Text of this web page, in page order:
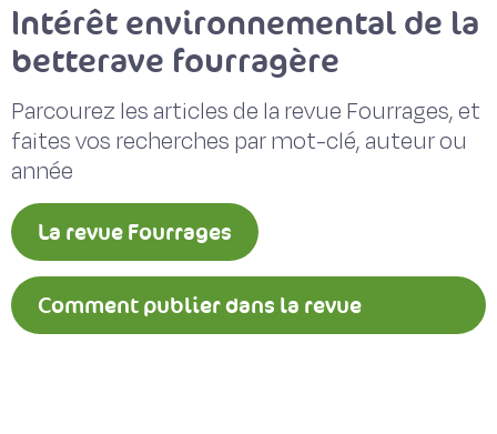
Intérêt environnemental de la
betterave fourragère
Parcourez les articles de la revue Fourrages, et
faites vos recherches par mot-clé, auteur ou
année
La revue Fourrages
Comment publier dans la revue